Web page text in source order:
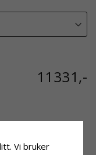
11331,-
Vi bruker